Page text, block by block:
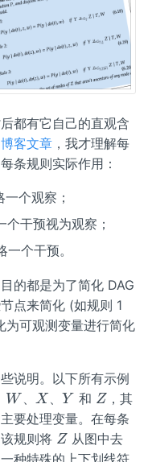
都有它自己的直观含
客文章 ，我才理解每
条规则实际作用：
个观察；
干预视为观察；
一个干预。
的都是为了简化 DAG
点来简化 (如规则 1
为可观测变量进行简化
说明。以下所有示例
W
W X
X 、Y
Y 和 Z
Z，其
要处理变量。在每条
规则将 Z
Z 从图中去
种特殊的上下划线符